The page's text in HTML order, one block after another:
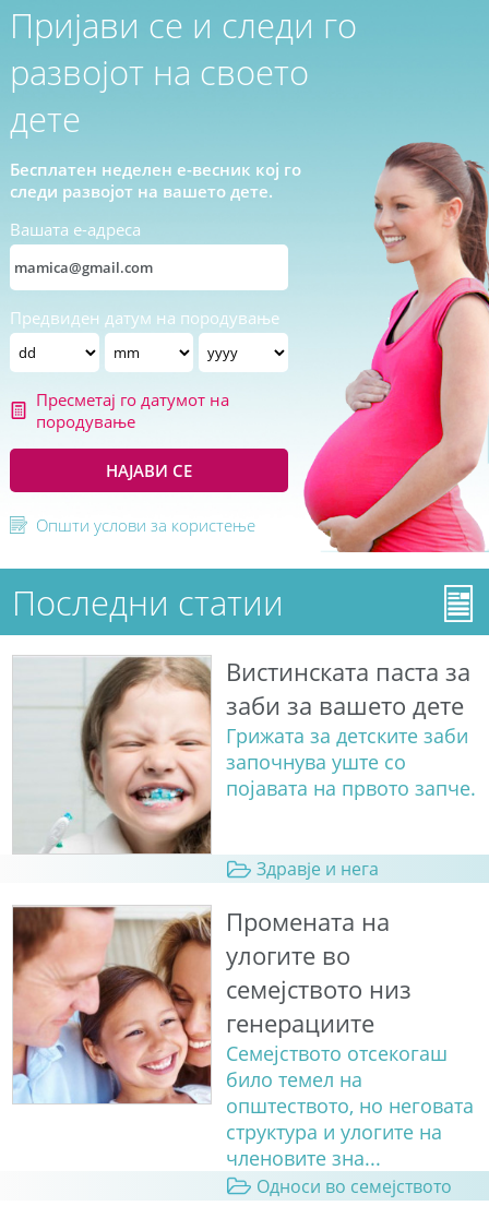
Пријави се и следи го
развојот на своето
дете
Бесплатен неделен е-весник кој го
следи развојот на вашето дете.
Вашата е-адреса
Предвиден датум на породување
Пресметај го датумот на
породување
НАЈАВИ СЕ
Општи услови за користење
Последни статии
Вистинската паста за
заби за вашето дете
Грижата за детските заби
започнува уште со
појавата на првото запче.
Здравје и нега
Промената на
улогите во
семејството низ
генерациите
Семејството отсекогаш
било темел на
општеството, но неговата
структура и улогите на
членовите зна...
Односи во семејството